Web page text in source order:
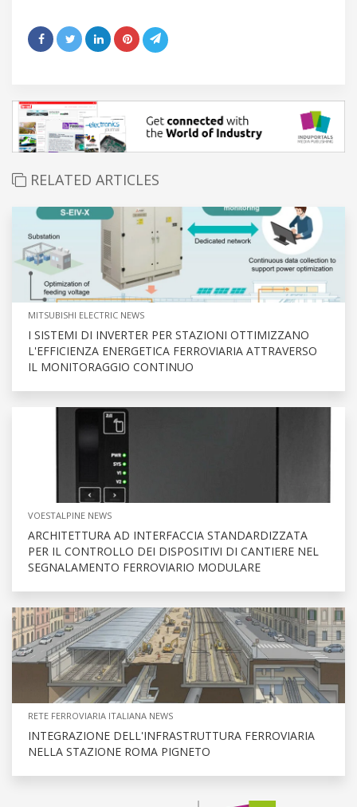
RELATED ARTICLES
MITSUBISHI ELECTRIC NEWS
I SISTEMI DI INVERTER PER STAZIONI OTTIMIZZANO
L'EFFICIENZA ENERGETICA FERROVIARIA ATTRAVERSO
IL MONITORAGGIO CONTINUO
VOESTALPINE NEWS
ARCHITETTURA AD INTERFACCIA STANDARDIZZATA
PER IL CONTROLLO DEI DISPOSITIVI DI CANTIERE NEL
SEGNALAMENTO FERROVIARIO MODULARE
RETE FERROVIARIA ITALIANA NEWS
INTEGRAZIONE DELL'INFRASTRUTTURA FERROVIARIA
NELLA STAZIONE ROMA PIGNETO